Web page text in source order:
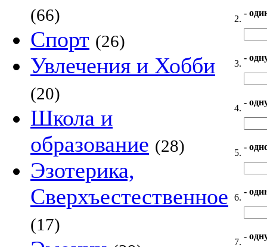
(66)
Спорт (26)
Увлечения и Хобби
(20)
Школа и
образование (28)
Эзотерика,
Сверхъестественное
(17)
2.
-
3.
-
4.
-
5.
-
6.
-
7.
-